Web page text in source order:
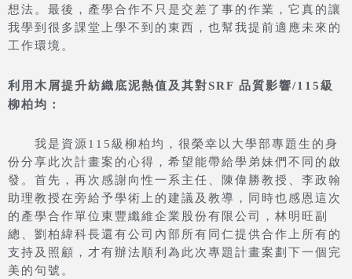
想法。最後，產學合作不只是交差了事的作業，它真的讓
我學到很多課堂上學不到的東西，也幫我提前適應未來的
工作環境。
利用木屑提升紡織底泥熱值及其對SRF 品質影響/115級
柳柏均：
我是資源115級柳柏均，很榮幸以大學部專題生的身
份分享此次計畫案的心得，希望能帶給學弟妹們不同的啟
發。首先，再次感謝向性一系主任、陳偉勝教授、李政翰
助理教授在旁給予學術上的建議及教導，同時也感恩這次
的產學合作單位東豐纖維企業股份有限公司，林明旺副
總、劉柏緯科長還有公司內部所有同仁提供合作上所有的
支持及照顧，才有辦法順利為此次專題計畫案劃下一個完
美的句號。